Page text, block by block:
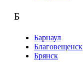
Б
Барнаул
Благовещенск
Брянск